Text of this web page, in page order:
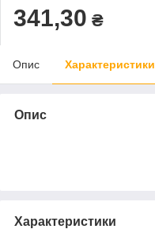
341,30 ₴
Опис Характеристики
Опис
Характеристики